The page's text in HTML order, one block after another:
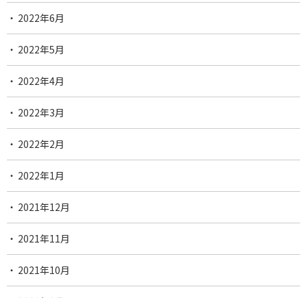
2022年6月
2022年5月
2022年4月
2022年3月
2022年2月
2022年1月
2021年12月
2021年11月
2021年10月